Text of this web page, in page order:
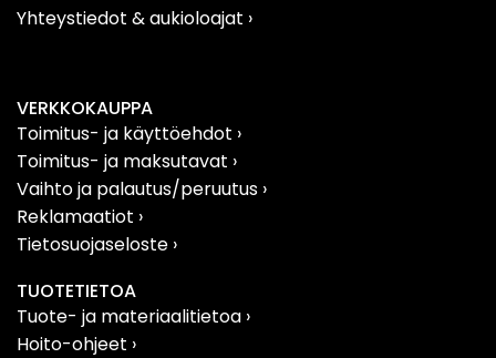
Yhteystiedot & aukioloajat ›
VERKKOKAUPPA
Toimitus- ja käyttöehdot ›
Toimitus- ja maksutavat ›
Vaihto ja palautus/peruutus ›
Reklamaatiot ›
Tietosuojaseloste ›
TUOTETIETOA
Tuote- ja materiaalitietoa ›
Hoito-ohjeet ›